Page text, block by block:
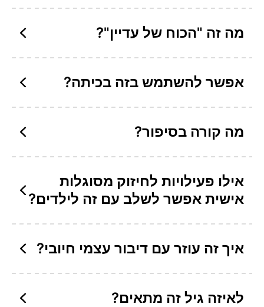
מה זה "הכוח של עדיין"?
אפשר להשתמש בזה בכיתה?
מה קורה בסיפור?
אילו פעילויות לחיזוק מסוגלות
אישית אפשר לשלב עם זה לילדים?
איך זה עוזר עם דיבור עצמי חיובי?
לאיזה גיל זה מתאים?